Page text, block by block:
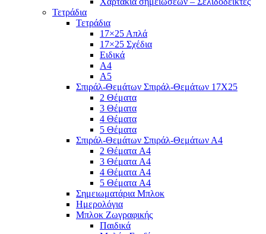
Τετράδια
Τετράδια
17×25 Απλά
17×25 Σχέδια
Ειδικά
Α4
Α5
Σπιράλ-Θεμάτων Σπιράλ-Θεμάτων 17Χ25
2 Θέματα
3 Θέματα
4 Θέματα
5 Θέματα
Σπιράλ-Θεμάτων Σπιράλ-Θεμάτων Α4
2 Θέματα A4
3 Θέματα A4
4 Θέματα A4
5 Θέματα A4
Σημειωματάρια Μπλοκ
Ημερολόγια
Μπλοκ Ζωγραφικής
Παιδικά